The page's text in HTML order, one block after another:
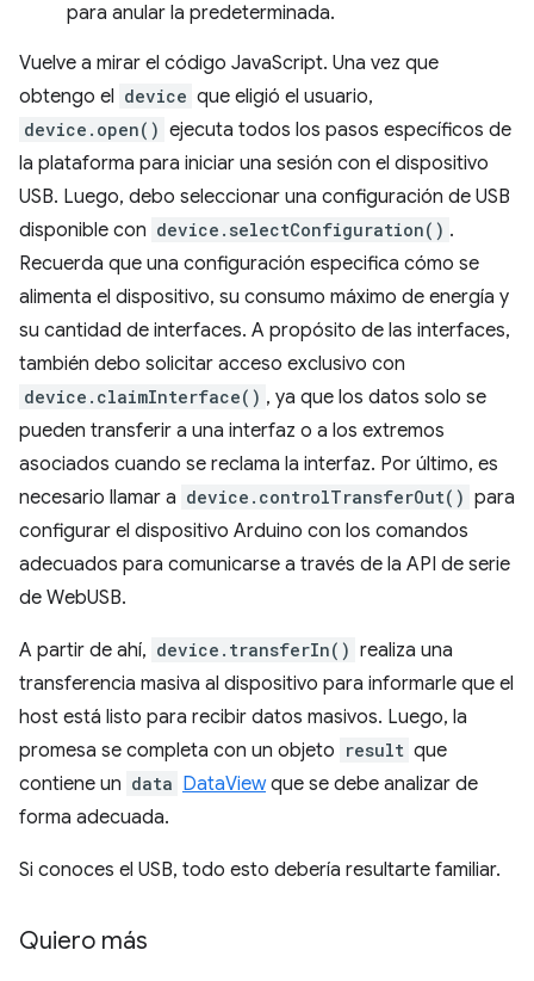
para anular la predeterminada.
Vuelve a mirar el código JavaScript. Una vez que
obtengo el device que eligió el usuario,
device.open() ejecuta todos los pasos específicos de
la plataforma para iniciar una sesión con el dispositivo
USB. Luego, debo seleccionar una configuración de USB
disponible con device.selectConfiguration() .
Recuerda que una configuración especifica cómo se
alimenta el dispositivo, su consumo máximo de energía y
su cantidad de interfaces. A propósito de las interfaces,
también debo solicitar acceso exclusivo con
device.claimInterface() , ya que los datos solo se
pueden transferir a una interfaz o a los extremos
asociados cuando se reclama la interfaz. Por último, es
necesario llamar a device.controlTransferOut() para
configurar el dispositivo Arduino con los comandos
adecuados para comunicarse a través de la API de serie
de WebUSB.
A partir de ahí, device.transferIn() realiza una
transferencia masiva al dispositivo para informarle que el
host está listo para recibir datos masivos. Luego, la
promesa se completa con un objeto result que
contiene un data DataViewque se debe analizar de
forma adecuada.
Si conoces el USB, todo esto debería resultarte familiar.
Quiero más